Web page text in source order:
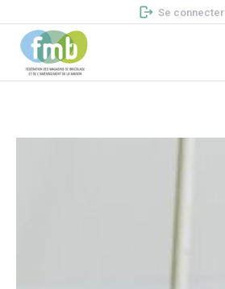
Se connecter